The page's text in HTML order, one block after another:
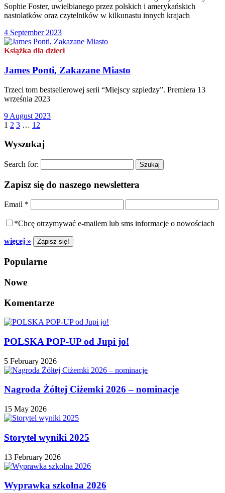
Sophie Foster, uwielbianego przez polskich i amerykańskich
nastolatków oraz czytelników w kilkunastu innych krajach
4 September 2023
Książka dla dzieci
James Ponti, Zakazane Miasto
Trzeci tom bestsellerowej serii “Miejscy szpiedzy”. Premiera 13
września 2023
9 August 2023
1 2 3 … 12
Wyszukaj
Search for:
Zapisz się do naszego newslettera
Email *
*Chcę otrzymywać e-mailem lub sms informacje o nowościach
więcej »
Popularne
Nowe
Komentarze
POLSKA POP-UP od Jupi jo!
5 February 2026
Nagroda Żółtej Ciżemki 2026 – nominacje
15 May 2026
Storytel wyniki 2025
13 February 2026
Wyprawka szkolna 2026